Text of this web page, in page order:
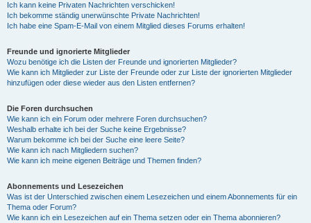
Ich kann keine Privaten Nachrichten verschicken!
Ich bekomme ständig unerwünschte Private Nachrichten!
Ich habe eine Spam-E-Mail von einem Mitglied dieses Forums erhalten!
Freunde und ignorierte Mitglieder
Wozu benötige ich die Listen der Freunde und ignorierten Mitglieder?
Wie kann ich Mitglieder zur Liste der Freunde oder zur Liste der ignorierten Mitglieder
hinzufügen oder diese wieder aus den Listen entfernen?
Die Foren durchsuchen
Wie kann ich ein Forum oder mehrere Foren durchsuchen?
Weshalb erhalte ich bei der Suche keine Ergebnisse?
Warum bekomme ich bei der Suche eine leere Seite?
Wie kann ich nach Mitgliedern suchen?
Wie kann ich meine eigenen Beiträge und Themen finden?
Abonnements und Lesezeichen
Was ist der Unterschied zwischen einem Lesezeichen und einem Abonnements für ein
Thema oder Forum?
Wie kann ich ein Lesezeichen auf ein Thema setzen oder ein Thema abonnieren?